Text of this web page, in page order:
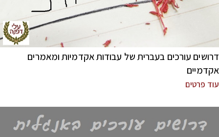
דרושים עורכים בעברית של עבודות אקדמיות ומאמרים
אקדמיים
עוד פרטים